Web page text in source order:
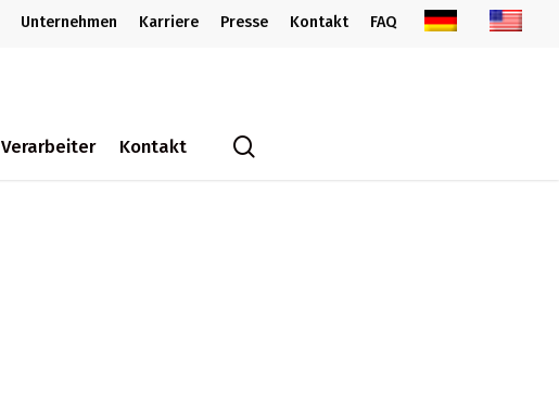
Unternehmen Karriere Presse Kontakt FAQ
Verarbeiter Kontakt